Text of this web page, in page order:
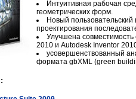
Интуитивная рабочая
геометрических форм.
Новый
проектирования
Улучшена совместимость
2010 и Autodesk Inventor
усовершенствованный
формата gbXML (green